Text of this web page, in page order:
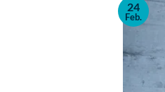
24
Feb.